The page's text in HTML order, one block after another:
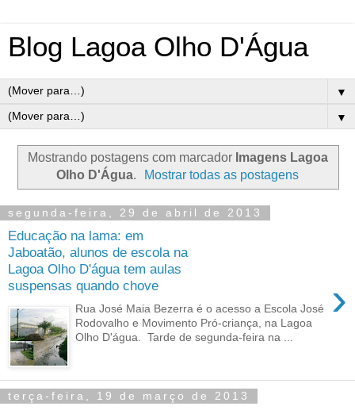
Blog Lagoa Olho D'Água
▼
▼
Mostrando postagens com marcador Imagens Lagoa
Olho D'Água. Mostrar todas as postagens
segunda-feira, 29 de abril de 2013
Educação na lama: em
Jaboatão, alunos de escola na
Lagoa Olho D'água tem aulas
suspensas quando chove
›
Rua José Maia Bezerra é o acesso a Escola José
Rodovalho e Movimento Pró-criança, na Lagoa
Olho D'água. Tarde de segunda-feira na ...
terça-feira, 19 de março de 2013